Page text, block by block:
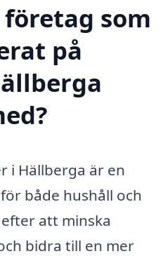
som
på
i Hällberga är en
både hushåll och
att minska
bidra till en mer